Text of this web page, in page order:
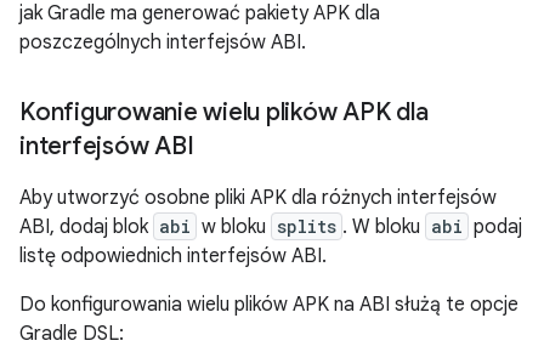
jak Gradle ma generować pakiety APK dla
poszczególnych interfejsów ABI.
Konfigurowanie wielu plików APK dla
interfejsów ABI
Aby utworzyć osobne pliki APK dla różnych interfejsów
ABI, dodaj blok abi w bloku splits . W bloku abi podaj
listę odpowiednich interfejsów ABI.
Do konfigurowania wielu plików APK na ABI służą te opcje
Gradle DSL: